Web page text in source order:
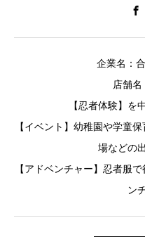
企業名：
店舗名
【忍者体験】を
【イベント】幼稚園や学童
場などの
【アドベンチャー】忍者服
ン